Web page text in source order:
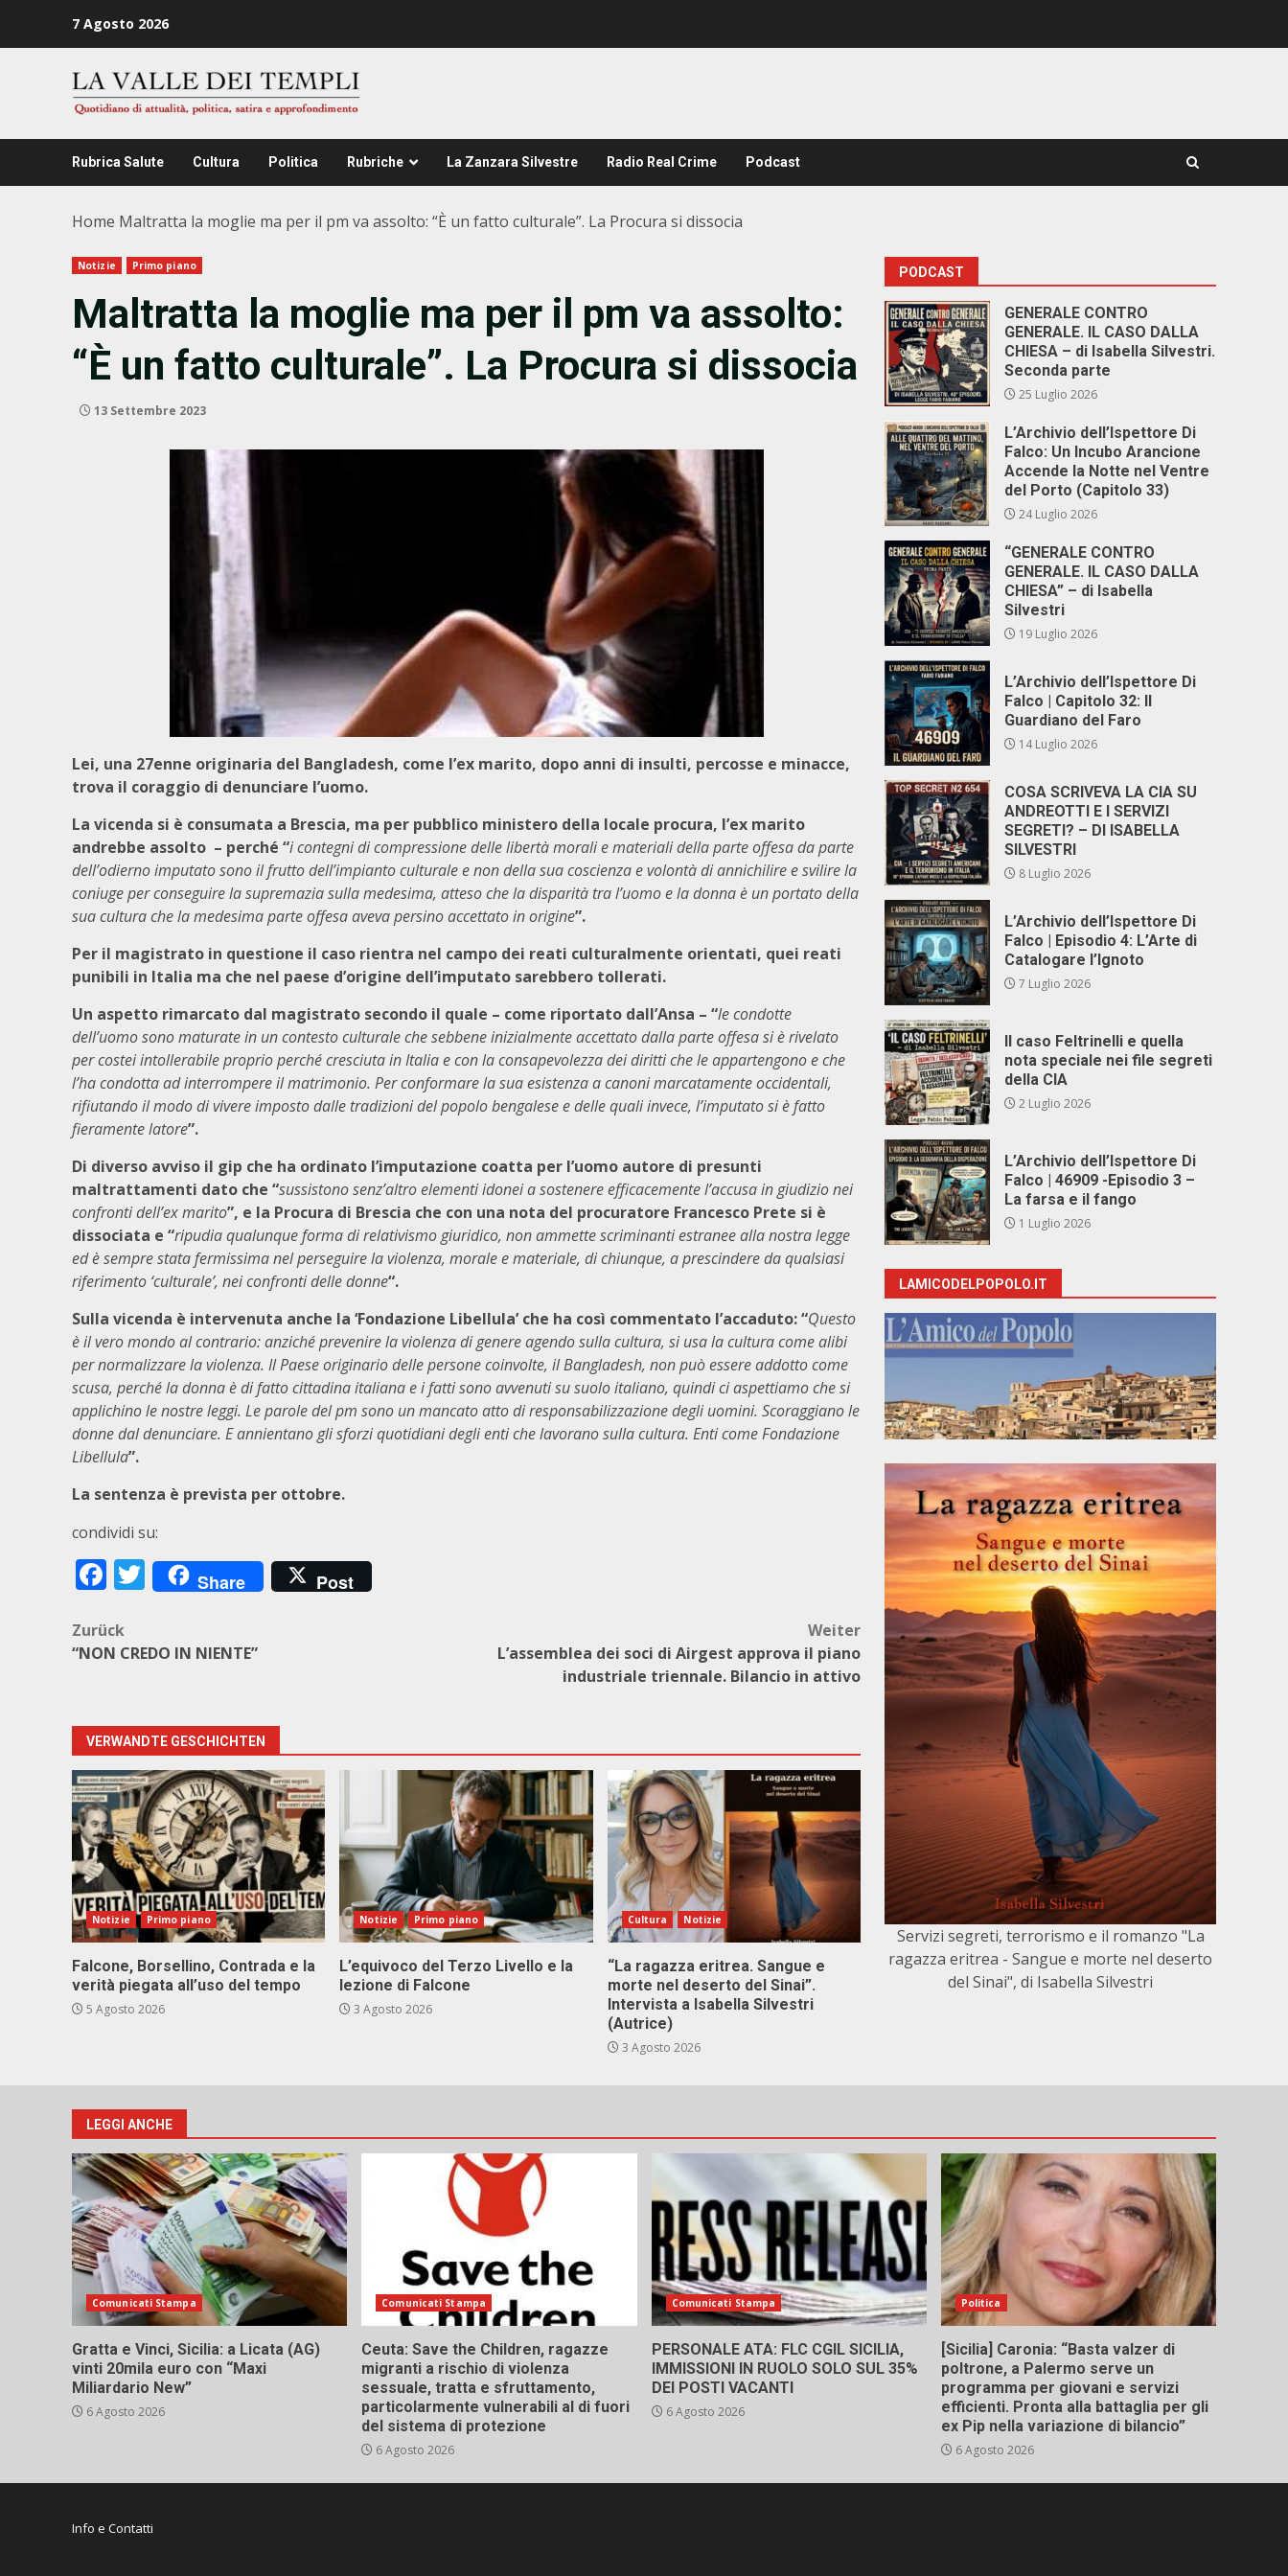
7 Agosto 2026
Rubrica Salute Cultura Politica Rubriche La Zanzara Silvestre Radio Real Crime Podcast
Home Maltratta la moglie ma per il pm va assolto: “È un fatto culturale”. La Procura si dissocia
Notizie Primo piano
Maltratta la moglie ma per il pm va assolto:
“È un fatto culturale”. La Procura si dissocia
13 Settembre 2023
Lei, una 27enne originaria del Bangladesh, come l’ex marito, dopo anni di insulti, percosse e minacce,
trova il coraggio di denunciare l’uomo.
La vicenda si è consumata a Brescia, ma per pubblico ministero della locale procura, l’ex marito
andrebbe assolto – perché “i contegni di compressione delle libertà morali e materiali della parte offesa da parte
dell’odierno imputato sono il frutto dell’impianto culturale e non della sua coscienza e volontà di annichilire e svilire la
coniuge per conseguire la supremazia sulla medesima, atteso che la disparità tra l’uomo e la donna è un portato della
sua cultura che la medesima parte offesa aveva persino accettato in origine”.
Per il magistrato in questione il caso rientra nel campo dei reati culturalmente orientati, quei reati
punibili in Italia ma che nel paese d’origine dell’imputato sarebbero tollerati.
Un aspetto rimarcato dal magistrato secondo il quale – come riportato dall’Ansa – “le condotte
dell’uomo sono maturate in un contesto culturale che sebbene inizialmente accettato dalla parte offesa si è rivelato
per costei intollerabile proprio perché cresciuta in Italia e con la consapevolezza dei diritti che le appartengono e che
l’ha condotta ad interrompere il matrimonio. Per conformare la sua esistenza a canoni marcatamente occidentali,
rifiutando il modo di vivere imposto dalle tradizioni del popolo bengalese e delle quali invece, l’imputato si è fatto
fieramente latore”.
Di diverso avviso il gip che ha ordinato l’imputazione coatta per l’uomo autore di presunti
maltrattamenti dato che “sussistono senz’altro elementi idonei a sostenere efficacemente l’accusa in giudizio nei
confronti dell’ex marito”, e la Procura di Brescia che con una nota del procuratore Francesco Prete si è
dissociata e “ripudia qualunque forma di relativismo giuridico, non ammette scriminanti estranee alla nostra legge
ed è sempre stata fermissima nel perseguire la violenza, morale e materiale, di chiunque, a prescindere da qualsiasi
riferimento ‘culturale’, nei confronti delle donne“.
Sulla vicenda è intervenuta anche la ‘Fondazione Libellula’ che ha così commentato l’accaduto: “Questo
è il vero mondo al contrario: anziché prevenire la violenza di genere agendo sulla cultura, si usa la cultura come alibi
per normalizzare la violenza. Il Paese originario delle persone coinvolte, il Bangladesh, non può essere addotto come
scusa, perché la donna è di fatto cittadina italiana e i fatti sono avvenuti su suolo italiano, quindi ci aspettiamo che si
applichino le nostre leggi. Le parole del pm sono un mancato atto di responsabilizzazione degli uomini. Scoraggiano le
donne dal denunciare. E annientano gli sforzi quotidiani degli enti che lavorano sulla cultura. Enti come Fondazione
Libellula”.
La sentenza è prevista per ottobre.
condividi su:
Facebook
Twitter
Share Post
Beitragsnavigation
Zurück
“NON CREDO IN NIENTE”
Weiter
L’assemblea dei soci di Airgest approva il piano
industriale triennale. Bilancio in attivo
VERWANDTE GESCHICHTEN
Notizie Primo piano
Falcone, Borsellino, Contrada e la
verità piegata all’uso del tempo
5 Agosto 2026
Notizie Primo piano
L’equivoco del Terzo Livello e la
lezione di Falcone
3 Agosto 2026
Cultura Notizie
“La ragazza eritrea. Sangue e
morte nel deserto del Sinai”.
Intervista a Isabella Silvestri
(Autrice)
3 Agosto 2026
PODCAST
GENERALE CONTRO
GENERALE. IL CASO DALLA
CHIESA – di Isabella Silvestri.
Seconda parte
25 Luglio 2026
L’Archivio dell’Ispettore Di
Falco: Un Incubo Arancione
Accende la Notte nel Ventre
del Porto (Capitolo 33)
24 Luglio 2026
“GENERALE CONTRO
GENERALE. IL CASO DALLA
CHIESA” – di Isabella
Silvestri
19 Luglio 2026
L’Archivio dell’Ispettore Di
Falco | Capitolo 32: Il
Guardiano del Faro
14 Luglio 2026
COSA SCRIVEVA LA CIA SU
ANDREOTTI E I SERVIZI
SEGRETI? – DI ISABELLA
SILVESTRI
8 Luglio 2026
L’Archivio dell’Ispettore Di
Falco | Episodio 4: L’Arte di
Catalogare l’Ignoto
7 Luglio 2026
Il caso Feltrinelli e quella
nota speciale nei file segreti
della CIA
2 Luglio 2026
L’Archivio dell’Ispettore Di
Falco | 46909 -Episodio 3 –
La farsa e il fango
1 Luglio 2026
LAMICODELPOPOLO.IT
Servizi segreti, terrorismo e il romanzo "La
ragazza eritrea - Sangue e morte nel deserto
del Sinai", di Isabella Silvestri
LEGGI ANCHE
Comunicati Stampa
Gratta e Vinci, Sicilia: a Licata (AG)
vinti 20mila euro con “Maxi
Miliardario New”
6 Agosto 2026
Comunicati Stampa
Ceuta: Save the Children, ragazze
migranti a rischio di violenza
sessuale, tratta e sfruttamento,
particolarmente vulnerabili al di fuori
del sistema di protezione
6 Agosto 2026
Comunicati Stampa
PERSONALE ATA: FLC CGIL SICILIA,
IMMISSIONI IN RUOLO SOLO SUL 35%
DEI POSTI VACANTI
6 Agosto 2026
Politica
[Sicilia] Caronia: “Basta valzer di
poltrone, a Palermo serve un
programma per giovani e servizi
efficienti. Pronta alla battaglia per gli
ex Pip nella variazione di bilancio”
6 Agosto 2026
Info e Contatti